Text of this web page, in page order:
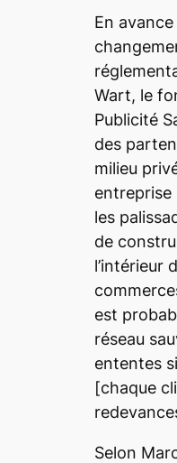
En
Wart, le
Publicité
des
milieu
entreprise
les
de
l’intérieur
est
réseau
ententes
[chaque
Selon